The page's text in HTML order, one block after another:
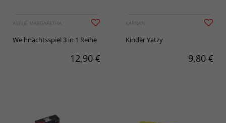
ATELJÉ MARGARETHA
Weihnachtsspiel 3 in 1 Reihe
12,90 €
KÄRNAN
Kinder Yatzy
9,80 €